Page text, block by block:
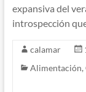
expansiva del
introspección
calamar
Alimentación,